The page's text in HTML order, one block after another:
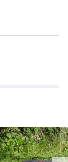
/Klavier
/Violine